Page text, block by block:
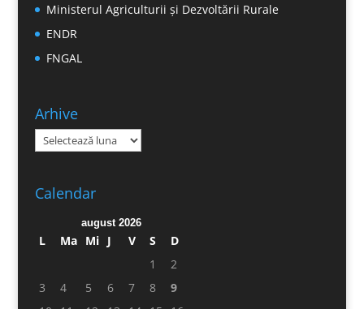
Ministerul Agriculturii și Dezvoltării Rurale
ENDR
FNGAL
Arhive
Arhive
Calendar
august 2026
L Ma Mi J V S
D
1
2
3
4 5 6 7 8
9